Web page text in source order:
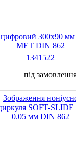
300х90
MET DIN 862
1341522
під